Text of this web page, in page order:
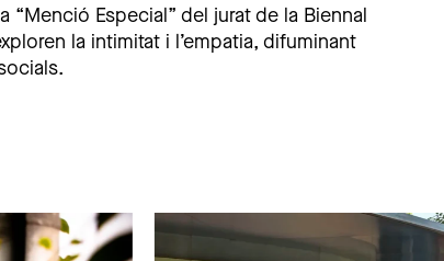
“Menció Especial” del jurat de la Biennal
la intimitat i l’empatia, difuminant